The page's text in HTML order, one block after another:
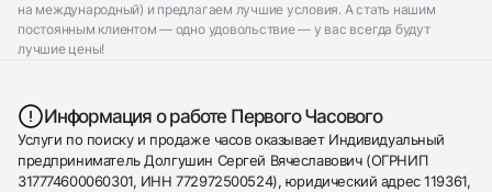
на международный) и предлагаем лучшие условия. А стать нашим
постоянным клиентом — одно удовольствие — у вас всегда будут
лучшие цены!
Информация о работе Первого Часового
Услуги по поиску и продаже часов оказывает Индивидуальный
предприниматель Долгушин Сергей Вячеславович (ОГРНИП
317774600060301, ИНН 772972500524), юридический адрес 119361,